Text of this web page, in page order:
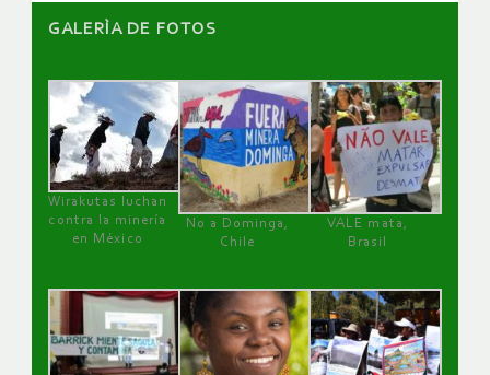
GALERÌA DE FOTOS
Wirakutas luchan
contra la minería
en México
No a Dominga,
Chile
VALE mata,
Brasil